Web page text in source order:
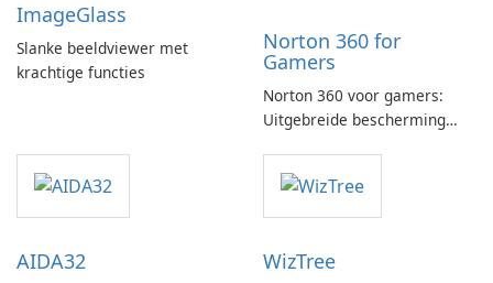
ImageGlass
Slanke beeldviewer met
krachtige functies
Norton 360 for
Gamers
Norton 360 voor gamers:
Uitgebreide bescherming
AIDA32 WizTree